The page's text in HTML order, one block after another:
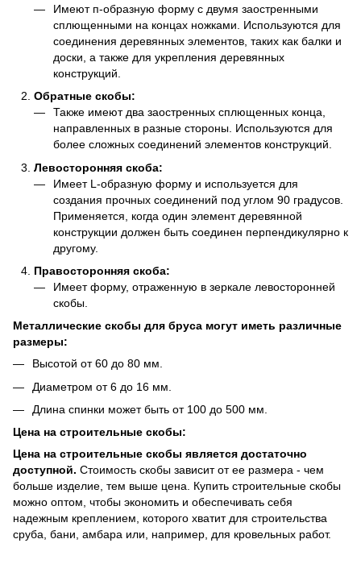
Имеют п-образную форму с двумя заостренными
сплющенными на концах ножками. Используются для
соединения деревянных элементов, таких как балки и
доски, а также для укрепления деревянных
конструкций.
Обратные скобы:
Также имеют два заостренных сплющенных конца,
направленных в разные стороны. Используются для
более сложных соединений элементов конструкций.
Левосторонняя скоба:
Имеет L-образную форму и используется для
создания прочных соединений под углом 90 градусов.
Применяется, когда один элемент деревянной
конструкции должен быть соединен перпендикулярно к
другому.
Правосторонняя скоба:
Имеет форму, отраженную в зеркале левосторонней
скобы.
Металлические скобы для бруса могут иметь различные
размеры:
Высотой от 60 до 80 мм.
Диаметром от 6 до 16 мм.
Длина спинки может быть от 100 до 500 мм.
Цена на строительные скобы:
Цена на строительные скобы является достаточно
доступной. Стоимость скобы зависит от ее размера - чем
больше изделие, тем выше цена. Купить строительные скобы
можно оптом, чтобы экономить и обеспечивать себя
надежным креплением, которого хватит для строительства
сруба, бани, амбара или, например, для кровельных работ.